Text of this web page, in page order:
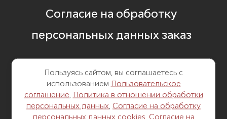
Пользуясь сайтом, вы соглашаетесь с
использованием Пользовательское
соглашение Политика в отношении обработки
персональных данных Согласие на обработку
персональных данных cookies Согласие на
Согласие на обработку
персональных данных заказ
8 499 248 13 82
г. Москва, Б. Саввинский пер. д. 12,